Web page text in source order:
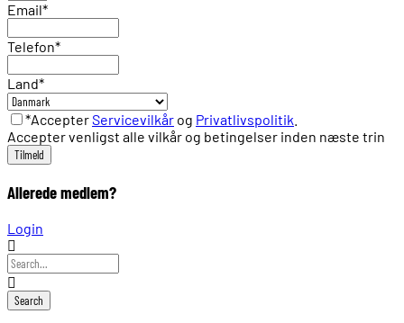
Email*
Telefon*
Land*
*AccepterServicevilkår og Privatlivspolitik
Accepter venligst alle vilkår og betingelser inden næste trin
Allerede medlem?
Login